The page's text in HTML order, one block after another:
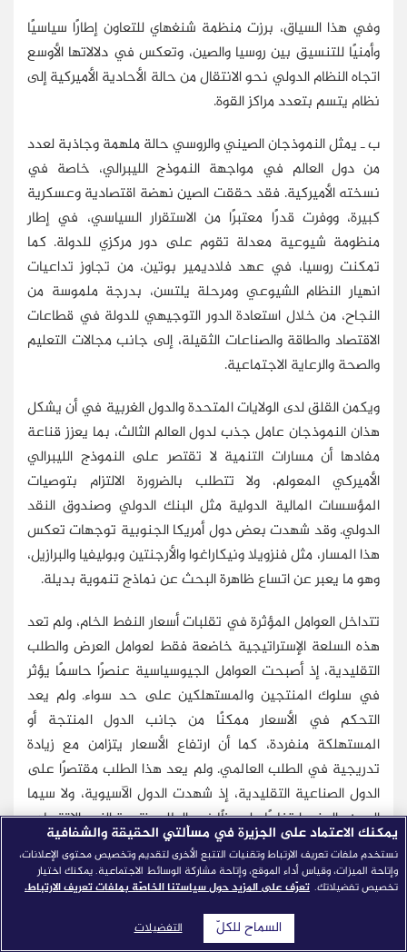
وفي هذا السياق، برزت منظمة شنغهاي للتعاون إطارًا سياسيًا
وأمنيًا للتنسيق بين روسيا والصين، وتعكس في دلالاتها الأوسع
اتجاه النظام الدولي نحو الانتقال من حالة الأحادية الأميركية إلى
نظام يتسم بتعدد مراكز القوة.
ب ـ يمثل النموذجان الصيني والروسي حالة ملهمة وجاذبة لعدد
من دول العالم في مواجهة النموذج الليبرالي، خاصة في
نسخته الأميركية. فقد حققت الصين نهضة اقتصادية وعسكرية
كبيرة، ووفرت قدرًا معتبرًا من الاستقرار السياسي، في إطار
منظومة شيوعية معدلة تقوم على دور مركزي للدولة. كما
تمكنت روسيا، في عهد فلاديمير بوتين، من تجاوز تداعيات
انهيار النظام الشيوعي ومرحلة يلتسن، بدرجة ملموسة من
النجاح، من خلال استعادة الدور التوجيهي للدولة في قطاعات
الاقتصاد والطاقة والصناعات الثقيلة، إلى جانب مجالات التعليم
والصحة والرعاية الاجتماعية.
ويكمن القلق لدى الولايات المتحدة والدول الغربية في أن يشكل
هذان النموذجان عامل جذب لدول العالم الثالث، بما يعزز قناعة
مفادها أن مسارات التنمية لا تقتصر على النموذج الليبرالي
الأميركي المعولم، ولا تتطلب بالضرورة الالتزام بتوصيات
المؤسسات المالية الدولية مثل البنك الدولي وصندوق النقد
الدولي. وقد شهدت بعض دول أمريكا الجنوبية توجهات تعكس
هذا المسار، مثل فنزويلا ونيكاراغوا والأرجنتين وبوليفيا والبرازيل،
وهو ما يعبر عن اتساع ظاهرة البحث عن نماذج تنموية بديلة.
تتداخل العوامل المؤثرة في تقلبات أسعار النفط الخام، ولم تعد
هذه السلعة الإستراتيجية خاضعة فقط لعوامل العرض والطلب
التقليدية، إذ أصبحت العوامل الجيوسياسية عنصرًا حاسمًا يؤثر
في سلوك المنتجين والمستهلكين على حد سواء. ولم يعد
التحكم في الأسعار ممكنًا من جانب الدول المنتجة أو
المستهلكة منفردة، كما أن ارتفاع الأسعار يتزامن مع زيادة
تدريجية في الطلب العالمي. ولم يعد هذا الطلب مقتصرًا على
الدول الصناعية التقليدية، إذ شهدت الدول الآسيوية، ولا سيما
الصين والهند، ارتفاعًا ملحوظًا في الطلب نتيجة النمو الاقتصادي
المتسارع، إلى جانب اقتصادات شرق آسيا الصاعدة.
وقد أصبحت الصين والهند من أبرز المنافسين للولايات المتحدة
في استهلاك الطاقة، كما انخرطتا في شراكات متعددة مع دول
مجلس التعاون الخليجي في الصناعات المرتبطة بالنفط، إضافة
يمكنك الاعتماد على الجزيرة في مسألتي الحقيقة والشفافية
نستخدم ملفات تعريف الارتباط وتقنيات التتبع الأخرى لتقديم وتخصيص محتوى الإعلانات،
وإتاحة الميزات، وقياس أداء الموقع، وإتاحة مشاركة الوسائط الاجتماعية. يمكنك اختيار
تخصيص تفضيلاتك. تعرّف على المزيد حول سياستنا الخاصّة بملفات تعريف الارتباط.
التفضيلات السماح للكلّ